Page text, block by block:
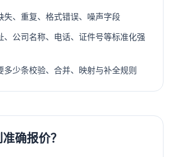
失、重复、格式错误、噪声字段
、公司名称、电话、证件号等标准化强
多少条校验、合并、映射与补全规则
确报价？